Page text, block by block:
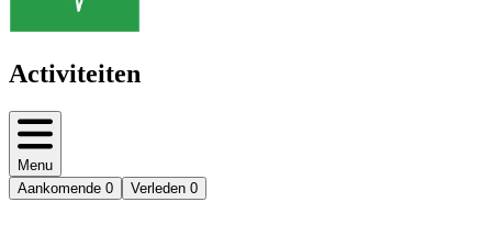
Activiteiten
Menu
Aankomende 0 Verleden 0